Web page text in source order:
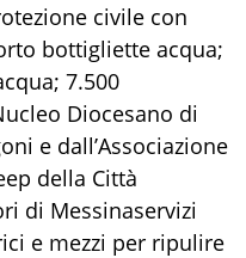
civile con
bottigliette acqua;
7.500
Diocesano di
e dall’Associazione
della Città
di Messinaservizi
e mezzi per ripulire